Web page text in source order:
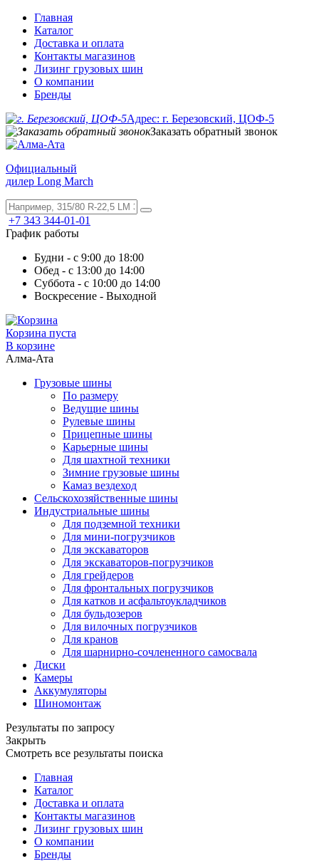
Главная
Каталог
Доставка и оплата
Контакты магазинов
Лизинг грузовых шин
О компании
Бренды
Адрес: г. Березовский, ЦОФ-5
Заказать обратный звонок
Официальный
дилер Long March
+7 343 344-01-01
График работы
Будни - с 9:00 до 18:00
Обед - с 13:00 до 14:00
Суббота - с 10:00 до 14:00
Воскресение - Выходной
Корзина пуста
В корзине
Алма-Ата
Грузовые шины
По размеру
Ведущие шины
Рулевые шины
Прицепные шины
Карьерные шины
Для шахтной техники
Зимние грузовые шины
Камаз вездеход
Сельскохозяйственные шины
Индустриальные шины
Для подземной техники
Для мини-погрузчиков
Для экскаваторов
Для экскаваторов-погрузчиков
Для грейдеров
Для фронтальных погрузчиков
Для катков и асфальтоукладчиков
Для бульдозеров
Для вилочных погрузчиков
Для кранов
Для шарнирно-сочлененного самосвала
Диски
Камеры
Аккумуляторы
Шиномонтаж
Результаты по запросу
Закрыть
Смотреть все результаты поиска
Главная
Каталог
Доставка и оплата
Контакты магазинов
Лизинг грузовых шин
О компании
Бренды